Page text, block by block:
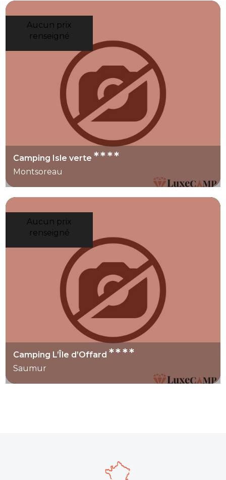
Aucun prix
renseigné
Camping Isle verte****
Montsoreau
Aucun prix
renseigné
Camping L’Île d’Offard****
Saumur